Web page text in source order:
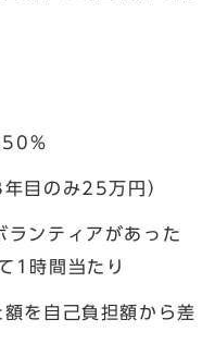
50％
目のみ25万円）
ティアがあった
1時間当たり
自己負担額から差